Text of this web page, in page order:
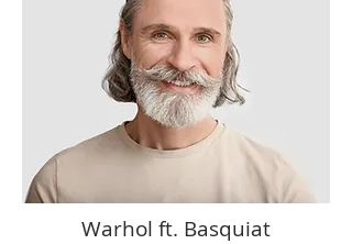
Warhol ft. Basquiat